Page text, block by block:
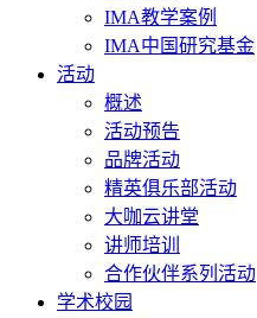
IMA教学案例
IMA中国研究基金
活动
概述
活动预告
品牌活动
精英俱乐部活动
大咖云讲堂
讲师培训
合作伙伴系列活动
学术校园